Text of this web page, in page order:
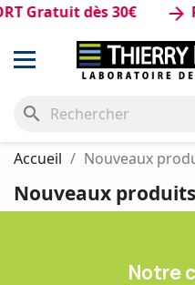
Gratuit dès 30€ arrow_forward
search
Accueil Nouveaux
Nouveaux produits
Notre